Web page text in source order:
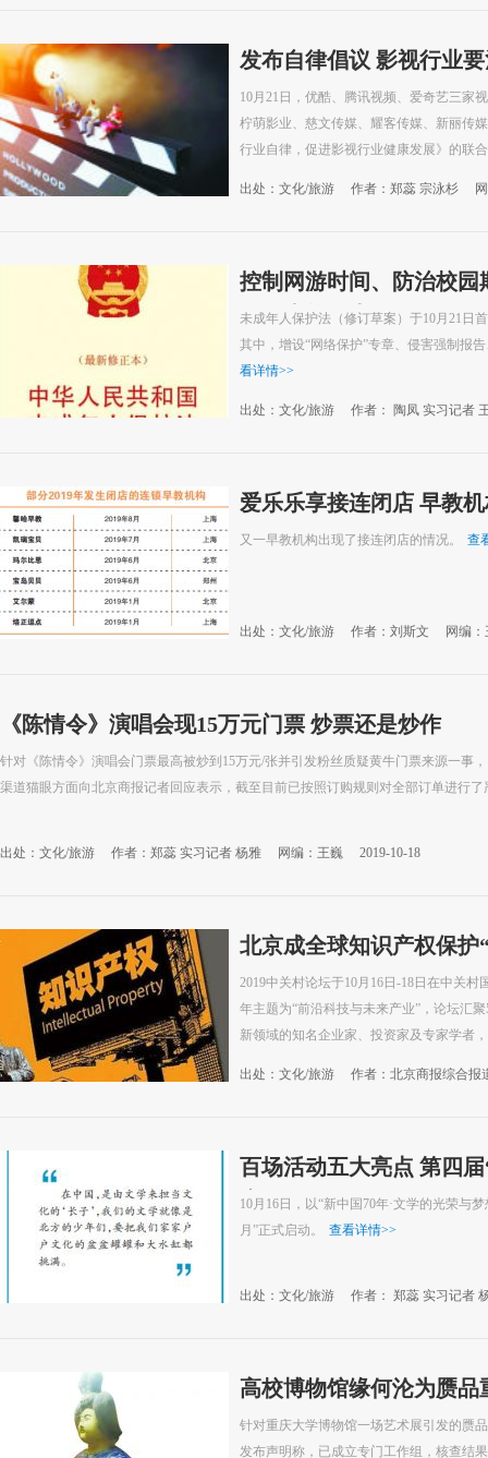
发布自律倡议 影视行业
10月21日，优酷、腾讯视频、爱奇艺三家
柠萌影业、慈文传媒、耀客传媒、新丽传
行业自律，促进影视行业健康发展》的联
出处：文化/旅游 作者：郑蕊 宗泳杉
控制网游时间、防治校园
13年来首次大修
未成年人保护法（修订草案）于10月21日
其中，增设“网络保护”专章、侵害强制报
看详情>>
出处：文化/旅游 作者： 陶凤 实习记者
爱乐乐享接连闭店 早教
又一早教机构出现了接连闭店的情况。 查
出处：文化/旅游 作者：刘斯文 网编：
《陈情令》演唱会现15万元门票 炒票还是炒作
针对《陈情令》演唱会门票最高被炒到15万元/张并引发粉丝质疑黄牛门票来源一事
渠道猫眼方面向北京商报记者回应表示，截至目前已按照订购规则对全部订单进行了
出处：文化/旅游 作者：郑蕊 实习记者 杨雅 网编：王巍 2019-10-18
北京成全球知识产权保护
2019中关村论坛于10月16日-18日在中关
年主题为“前沿科技与未来产业”，论坛汇
新领域的知名企业家、投资家及专家学者
出处：文化/旅游 作者：北京商报综合报
百场活动五大亮点 第四
启动
10月16日，以“新中国70年·文学的光荣与
月”正式启动。
查看详情>>
出处：文化/旅游 作者： 郑蕊 实习记者
高校博物馆缘何沦为赝品
针对重庆大学博物馆一场艺术展引发的赝
发布声明称，已成立专门工作组，核查结